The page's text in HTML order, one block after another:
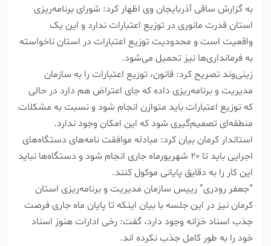
به گزارش ساقی آذربایجان وی اظهار کرد: شورای برنامه‌ریزی
استان قدرت مانوری در توزیع اعتبارات ندارد و این یک
واقعیت است و محدودیت توزیع اعتبارات در استان ناخواسته
به فرمانداری‌ها نیز تحمیل می‌شود.
زینی‌وند تصریح کرد: قانون، توزیع اعتبارات را به سازمان
مدیریت و برنامه‌ریزی داده که جای اعتراض هم دارد در حالی
که توزیع اعتبارات باید متوازن انجام شود و نسبت به مشکلات
منطقه‌ای تصمیم‌گیری شود که این امکان وجود ندارد.
استاندار کرمان بیان کرد: مبادله موافقت نامه‌های دستگاه‌های
اجرایی باید تا ۲۰ شهریورماه جاری انجام شود و دستگاه‌ها نباید
این کار را به دقایق پایانی موکول کنند.
“جعفر رودری” رییس سازمان مدیریت و برنامه‌ریزی استان
کرمان نیز در این جلسه با بیان اینکه تا پایان ماه جاری فرصت
جذب اسناد خزانه وجود دارد، گفت: رخی ادارات هنوز اسناد
خود را به طور کامل جذب نکرده اند.